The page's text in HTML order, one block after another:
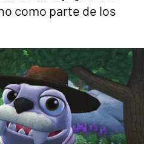
como parte de los